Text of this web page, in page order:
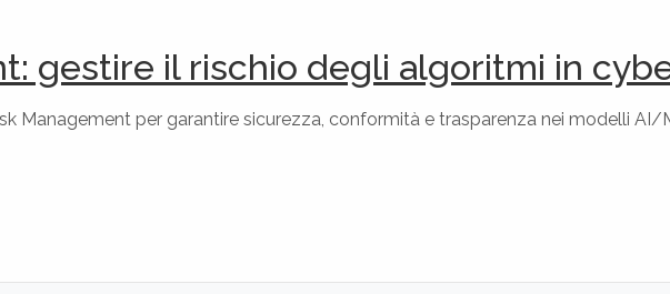
gestire il rischio degli algoritmi in
Management per garantire sicurezza, conformità e trasparenza nei modelli AI/